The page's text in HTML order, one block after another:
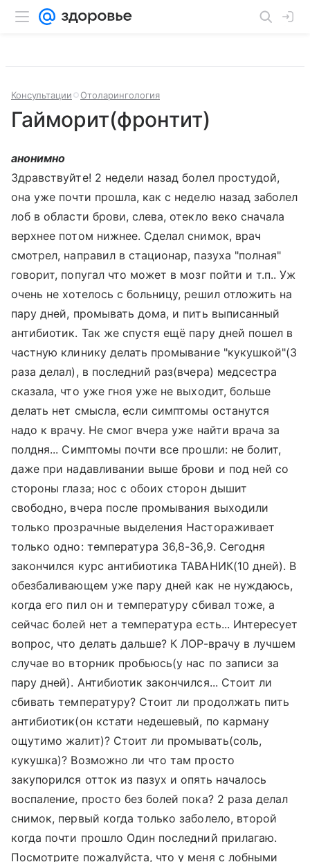
Консультации Отоларингология
Гайморит(фронтит)
анонимно
Здравствуйте! 2 недели назад болел простудой,
она уже почти прошла, как с неделю назад заболел
лоб в области брови, слева, отекло веко сначала
верхнее потом нижнее. Сделал снимок, врач
смотрел, направил в стационар, пазуха "полная"
говорит, попугал что может в мозг пойти и т.п.. Уж
очень не хотелось с больницу, решил отложить на
пару дней, промывать дома, и пить выписанный
антибиотик. Так же спустя ещё пару дней пошел в
частную клинику делать промывание "кукушкой"(3
раза делал), в последний раз(вчера) медсестра
сказала, что уже гноя уже не выходит, больше
делать нет смысла, если симптомы останутся
надо к врачу. Не смог вчера уже найти врача за
полдня... Симптомы почти все прошли: не болит,
даже при надавливании выше брови и под ней со
стороны глаза; нос с обоих сторон дышит
свободно, вчера после промывания выходили
только прозрачные выделения Настораживает
только одно: температура 36,8-36,9. Сегодня
закончился курс антибиотика ТАВАНИК(10 дней). В
обезбаливающем уже пару дней как не нуждаюсь,
когда его пил он и температуру сбивал тоже, а
сейчас болей нет а температура есть... Интересует
вопрос, что делать дальше? К ЛОР-врачу в лучшем
случае во вторник пробьюсь(у нас по записи за
пару дней). Антибиотик закончился... Стоит ли
сбивать температуру? Стоит ли продолжать пить
антибиотик(он кстати недешевый, по карману
ощутимо жалит)? Стоит ли промывать(соль,
кукушка)? Возможно ли что там просто
закупорился отток из пазух и опять началось
воспаление, просто без болей пока? 2 раза делал
снимок, первый когда только заболело, второй
когда почти прошло Один последний прилагаю.
Посмотрите пожалуйста, что у меня с лобными